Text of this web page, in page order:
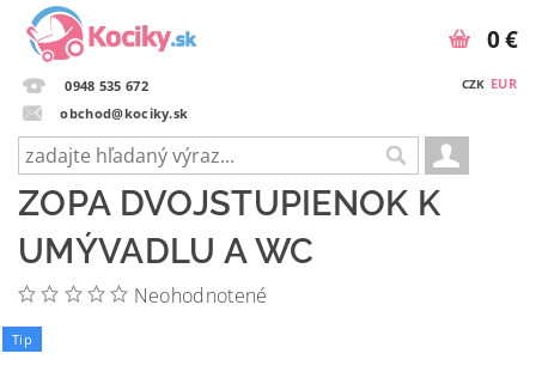
0948 535 672
obchod@kociky.sk
CZK EUR
0 €
ZOPA DVOJSTUPIENOK K
UMÝVADLU A WC
Neohodnotené
Tip